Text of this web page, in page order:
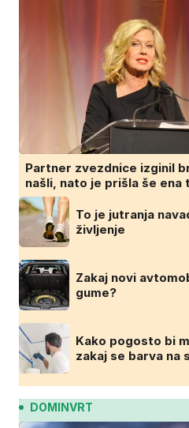
Partner zvezdnice izginil
našli, nato je prišla še ena
To je jutranja
življenje
Zakaj novi
gume?
Kako pogosto bi
zakaj se barva na
DOMINVRT